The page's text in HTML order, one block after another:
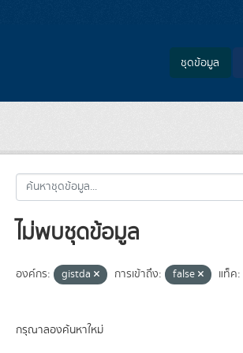
ชุดข้อมูล
ไม่พบชุดข้อมูล
องค์กร: gistda การเข้าถึง: false แท็ค:
กรุณาลองค้นหาใหม่